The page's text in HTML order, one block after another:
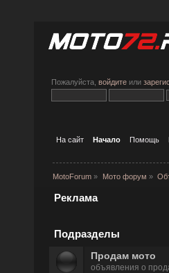
Пожалуйста, войдите или
На сайт Начало Помощь
MotoForum » Мото форум »
Реклама
Подразделы
Продам мото
объявления о